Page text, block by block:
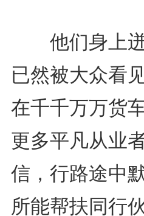
他们身上迸
已然被大众看
在千千万万货
更多平凡从业
信，行路途中
所能帮扶同行